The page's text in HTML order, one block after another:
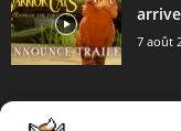
7 août